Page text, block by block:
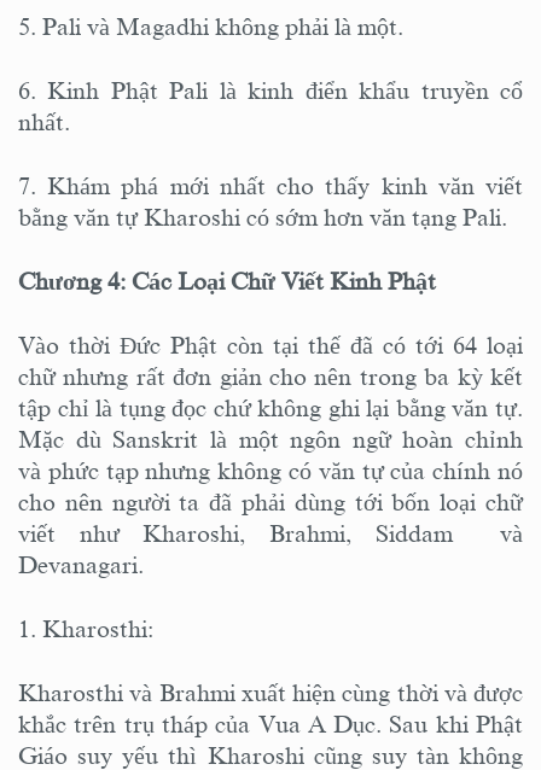
5. Pali và Magadhi không phải là một.
6. Kinh Phật Pali là kinh điển khẩu truyền cổ
nhất.
7. Khám phá mới nhất cho thấy kinh văn viết
bằng văn tự Kharoshi có sớm hơn văn tạng Pali.
Chương 4: Các Loại Chữ Viết Kinh Phật
Vào thời Đức Phật còn tại thế đã có tới 64 loại
chữ nhưng rất đơn giản cho nên trong ba kỳ kết
tập chỉ là tụng đọc chứ không ghi lại bằng văn tự.
Mặc dù Sanskrit là một ngôn ngữ hoàn chỉnh
và phức tạp nhưng không có văn tự của chính nó
cho nên người ta đã phải dùng tới bốn loại chữ
viết như Kharoshi, Brahmi, Siddam và
Devanagari.
1. Kharosthi:
Kharosthi và Brahmi xuất hiện cùng thời và được
khắc trên trụ tháp của Vua A Dục. Sau khi Phật
Giáo suy yếu thì Kharoshi cũng suy tàn không